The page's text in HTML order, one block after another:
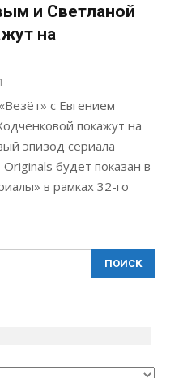
и Светланой
на
с Евгением
покажут на
эпизод сериала
будет показан в
в рамках 32-го